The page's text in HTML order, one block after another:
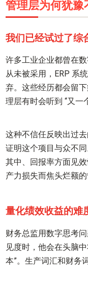
管理层为何犹
我们已经试过了综
许多工业企业都曾在
从未被采用，ERP 系
弃。这些经历都会留
理层有时会听到 “又一
这种不信任反映出过
证明这个项目与众不
其中、回报率方面见
产力损失而焦头烂额的
量化绩效收益的难
财务总监用数字思考
见度时，他会在头脑
本”。生产词汇和财务